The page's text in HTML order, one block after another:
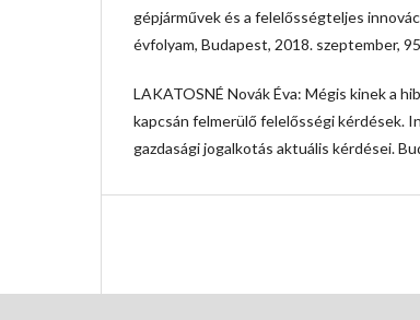
gépjárművek és a felelősségteljes
évfolyam, Budapest, 2018. szeptember,
LAKATOSNÉ Novák Éva: Mégis kinek a
kapcsán felmerülő felelősségi kérdések.
gazdasági jogalkotás aktuális kérdései.